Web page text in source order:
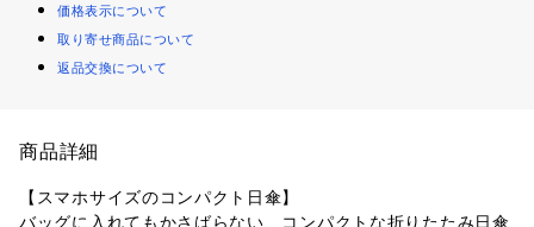
価格表示について
取り寄せ商品について
返品交換について
商品詳細
【スマホサイズのコンパクト日傘】
バッグに入れてもかさばらない、コンパクトな折りたたみ日傘